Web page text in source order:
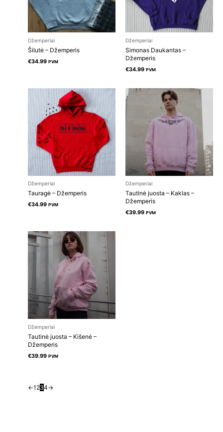
Džemperiai
Šilutė – Džemperis
€34.99 PVM
Džemperiai
Simonas Daukantas –
Džemperis
€34.99 PVM
Džemperiai
Tauragė – Džemperis
€34.99 PVM
Džemperiai
Tautinė juosta – Kaklas –
Džemperis
€39.99 PVM
Džemperiai
Tautinė juosta – Kišenė –
Džemperis
€39.99 PVM
←1 234→